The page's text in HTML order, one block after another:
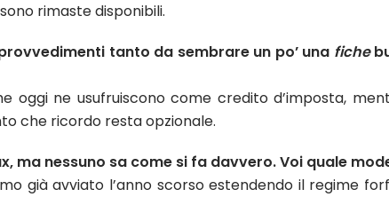
rimaste disponibili.
tanto da sembrare un po’ una fiche
oggi ne usufruiscono come credito d’imposta,
che ricordo resta opzionale.
ma nessuno sa come si fa davvero. Voi quale
già avviato l’anno scorso estendendo il regime